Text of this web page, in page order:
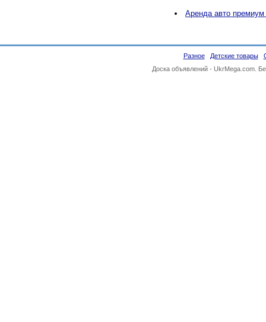
Аренда авто
Разное Детские товары
Доска объявлений - UkrMega.com.